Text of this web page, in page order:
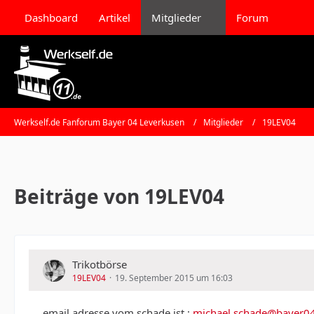
Dashboard Artikel Mitglieder Forum
Werkself.de Fanforum Bayer 04 Leverkusen Mitglieder 19LEV04
Beiträge von 19LEV04
Trikotbörse
19LEV04 19. September 2015 um 16:03